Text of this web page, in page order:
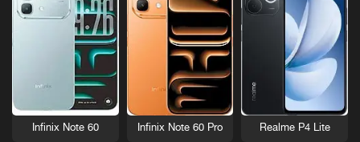
Realme P4 Lite
Infinix Note 60 Pro
Infinix Note 60